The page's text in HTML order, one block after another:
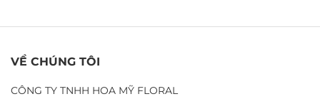
VỀ CHÚNG TÔI
CÔNG TY TNHH HOA MỸ FLORAL